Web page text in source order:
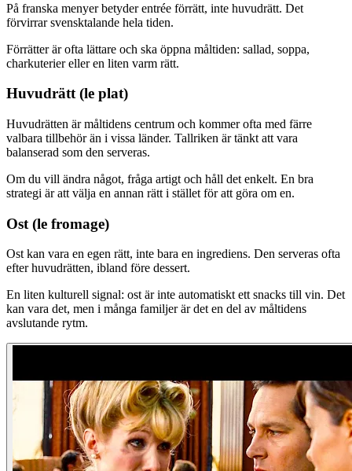
På franska menyer betyder entrée förrätt, inte huvudrätt. Det
förvirrar svensktalande hela tiden.
Förrätter är ofta lättare och ska öppna måltiden: sallad, soppa,
charkuterier eller en liten varm rätt.
Huvudrätt (le plat)
Huvudrätten är måltidens centrum och kommer ofta med färre
valbara tillbehör än i vissa länder. Tallriken är tänkt att vara
balanserad som den serveras.
Om du vill ändra något, fråga artigt och håll det enkelt. En bra
strategi är att välja en annan rätt i stället för att göra om en.
Ost (le fromage)
Ost kan vara en egen rätt, inte bara en ingrediens. Den serveras ofta
efter huvudrätten, ibland före dessert.
En liten kulturell signal: ost är inte automatiskt ett snacks till vin. Det
kan vara det, men i många familjer är det en del av måltidens
avslutande rytm.